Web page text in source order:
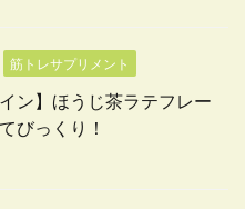
筋トレサプリメント
ン】ほうじ茶ラテフレー
びっくり！